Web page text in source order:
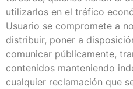
utilizarlos en el tráfico
Usuario se compromete a
distribuir, poner a
comunicar públicamente,
contenidos manteniendo
cualquier reclamación que